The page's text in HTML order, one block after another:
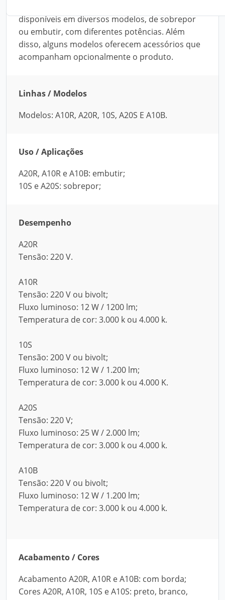
disponíveis em diversos modelos, de sobrepor
ou embutir, com diferentes potências. Além
disso, alguns modelos oferecem acessórios que
acompanham opcionalmente o produto.
Linhas / Modelos
Modelos: A10R, A20R, 10S, A20S E A10B.
Uso / Aplicações
A20R, A10R e A10B: embutir;
10S e A20S: sobrepor;
Desempenho
A20R
Tensão: 220 V.
A10R
Tensão: 220 V ou bivolt;
Fluxo luminoso: 12 W / 1200 lm;
Temperatura de cor: 3.000 k ou 4.000 k.
10S
Tensão: 200 V ou bivolt;
Fluxo luminoso: 12 W / 1.200 lm;
Temperatura de cor: 3.000 k ou 4.000 K.
A20S
Tensão: 220 V;
Fluxo luminoso: 25 W / 2.000 lm;
Temperatura de cor: 3.000 k ou 4.000 k.
A10B
Tensão: 220 V ou bivolt;
Fluxo luminoso: 12 W / 1.200 lm;
Temperatura de cor: 3.000 k ou 4.000 k.
Acabamento / Cores
Acabamento A20R, A10R e A10B: com borda;
Cores A20R, A10R, 10S e A10S: preto, branco,